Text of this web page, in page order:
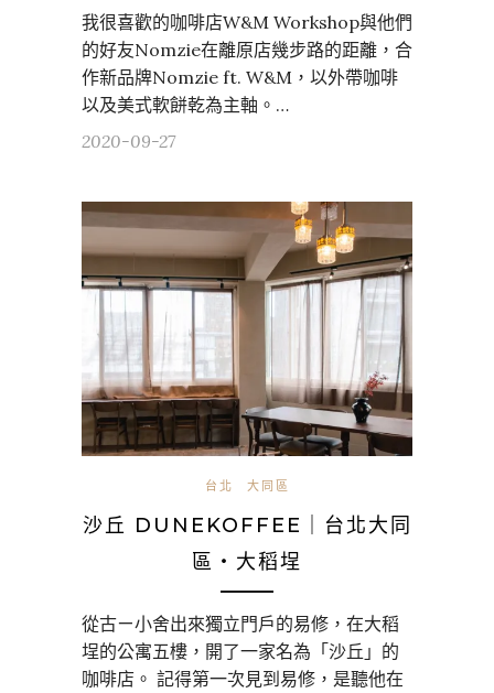
我很喜歡的咖啡店W&M Workshop與他們
的好友Nomzie在離原店幾步路的距離，合
作新品牌Nomzie ft. W&M，以外帶咖啡
以及美式軟餅乾為主軸。…
2020-09-27
台北 大同區
沙丘 DUNEKOFFEE｜台北大同
區・大稻埕
從古ㄧ小舍出來獨立門戶的易修，在大稻
埕的公寓五樓，開了一家名為「沙丘」的
咖啡店。 記得第一次見到易修，是聽他在